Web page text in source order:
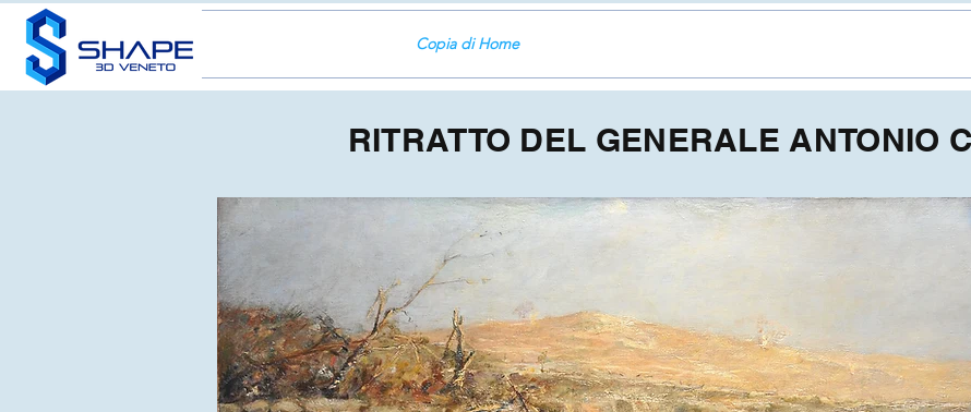
Copia di Home
RITRATTO DEL GENERALE ANTONIO